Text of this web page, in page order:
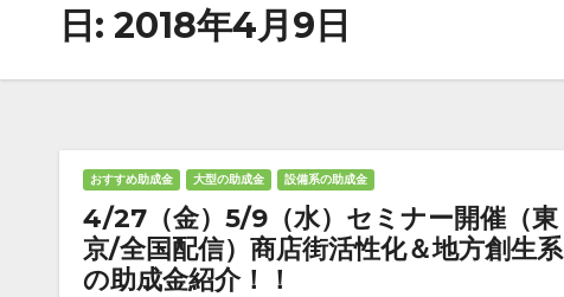
日: 2018年4月9日
おすすめ助成金 大型の助成金 設備系の助成金
4/27（金）5/9（水）セミナー開催（東
京/全国配信）商店街活性化＆地方創生系
の助成金紹介！！